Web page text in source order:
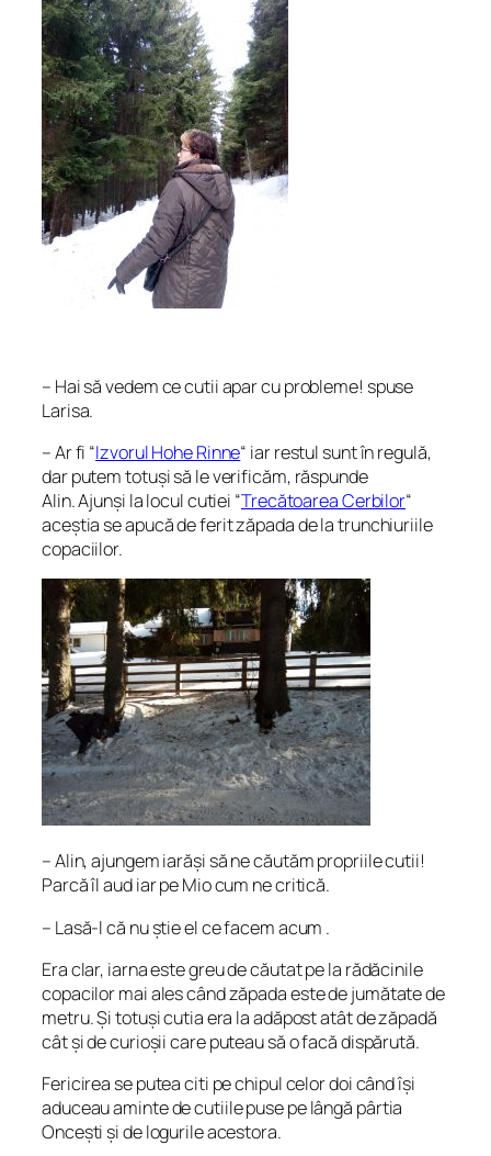
– Hai să vedem ce cutii apar cu probleme! spuse
Larisa.
– Ar fi “Izvorul Hohe Rinne“ iar restul sunt în regulă,
dar putem totuși să le verificăm, răspunde
Alin. Ajunși la locul cutiei “Trecătoarea Cerbilor“
aceștia se apucă de ferit zăpada de la trunchiuriile
copaciilor.
– Alin, ajungem iarăși să ne căutăm propriile cutii!
Parcă îl aud iar pe Mio cum ne critică.
– Lasă-l că nu știe el ce facem acum .
Era clar, iarna este greu de căutat pe la rădăcinile
copacilor mai ales când zăpada este de jumătate de
metru. Și totuși cutia era la adăpost atât de zăpadă
cât și de curioșii care puteau să o facă dispărută.
Fericirea se putea citi pe chipul celor doi când își
aduceau aminte de cutiile puse pe lângă pârtia
Oncești și de logurile acestora.